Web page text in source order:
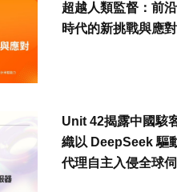
超越人類監督：前沿
時代的新挑戰與應對
Unit 42揭露中國駭
織以 DeepSeek 驅
代理自主入侵全球